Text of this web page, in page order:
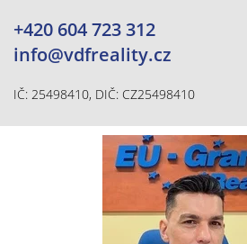
+420 604 723 312
info@vdfreality.cz
IČ: 25498410, DIČ: CZ25498410